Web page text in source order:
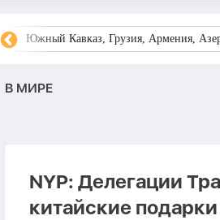
Южный Кавказ, Грузия, Армения,
В МИРЕ
NYP: Делегации
китайские